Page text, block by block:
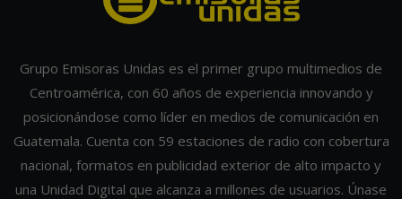
Grupo Emisoras Unidas es el primer grupo multimedios de
Centroamérica, con 60 años de experiencia innovando y
posicionándose como líder en medios de comunicación en
Guatemala. Cuenta con 59 estaciones de radio con cobertura
nacional, formatos en publicidad exterior de alto impacto y
una Unidad Digital que alcanza a millones de usuarios. Únase